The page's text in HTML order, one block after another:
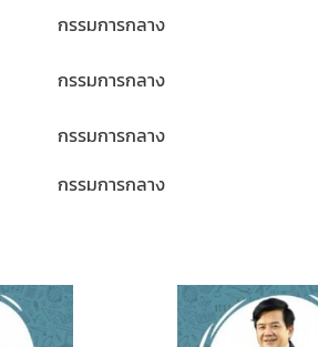
กรรมการกลาง
กรรมการกลาง
กรรมการกลาง
กรรมการกลาง